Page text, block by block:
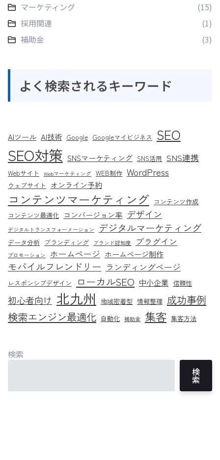
マーケティング
(15)
採用関連
(1)
補助金
(3)
よく検索されるキーワード
AIツール AI技術 Google Googleマイビジネス SEO
SEO対策 SNSマーケティング SNS活用 SNS連携
Webサイト Webマーケティング WEB制作 WordPress
ウェブサイト オンライン予約
コンテンツマーケティング コンテンツ作成
コンテンツ最適化
コンバージョン率 デザイン
デジタルトランスフォーメーション デジタルマーケティング
データ分析 ブランディング ブランド認知度 プラグイン
プロモーション ホームページ ホームページ制作
モバイルフレンドリー ランディングページ
レスポンシブデザイン ローカルSEO 中小企業 信頼性
初心者向け 北九州 地域密着型 情報整理 成功事例
検索エンジン最適化 自動化 補助金 集客 集客方法
検索
検
索